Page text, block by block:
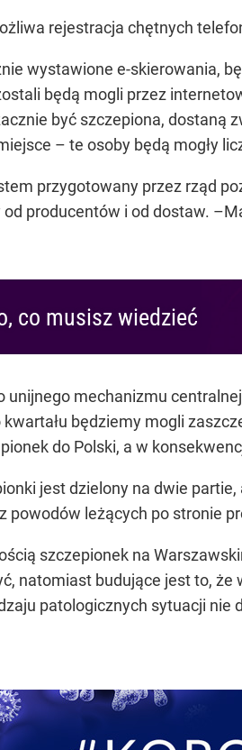
rejestracja chętnych
wystawione e-skierowania,
będą mogli przez
być szczepiona,
– te osoby będą mogły
przygotowany przez rząd
producentów i od dostaw.
co musisz wiedzieć
unijnego mechanizmu
będziemy mogli
do Polski, a w
jest dzielony na dwie
powodów leżących po stronie
szczepionek na
natomiast budujące jest to,
patologicznych sytuacji nie